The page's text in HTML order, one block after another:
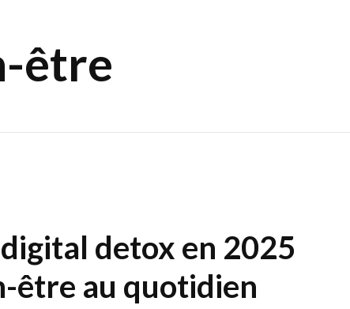
être
detox en 2025
être au quotidien